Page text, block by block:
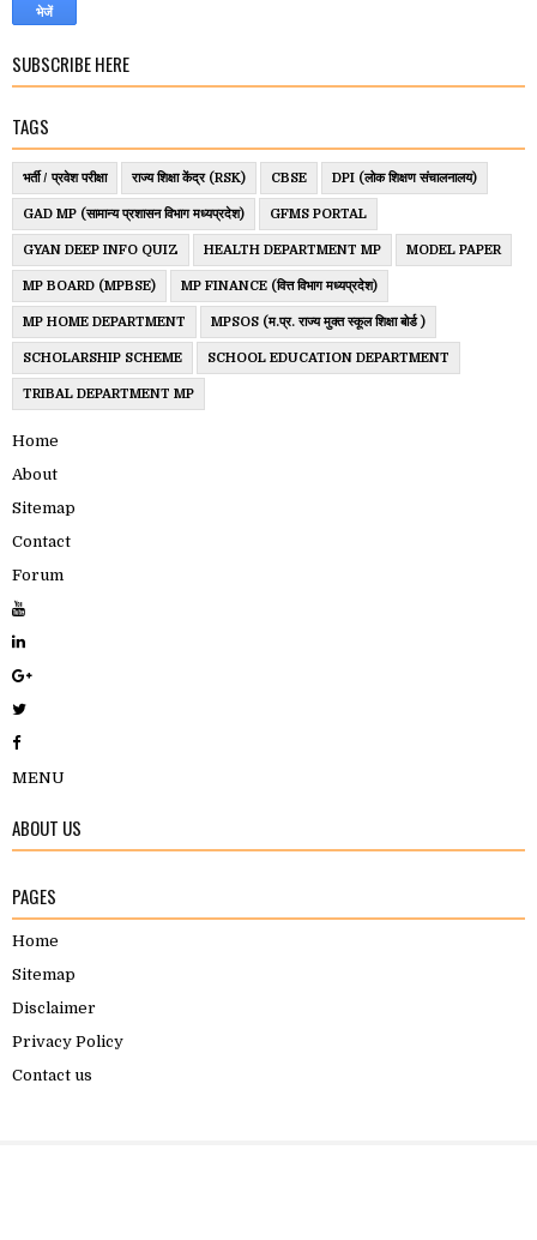
SUBSCRIBE HERE
TAGS
भर्ती / प्रवेश परीक्षा राज्य शिक्षा केंद्र (RSK) CBSE DPI (लोक शिक्षण संचालनालय)
GAD MP (सामान्य प्रशासन विभाग मध्यप्रदेश) GFMS PORTAL
GYAN DEEP INFO QUIZ HEALTH DEPARTMENT MP MODEL PAPER
MP BOARD (MPBSE) MP FINANCE (वित्त विभाग मध्यप्रदेश)
MP HOME DEPARTMENT MPSOS (म.प्र. राज्य मुक्त स्कूल शिक्षा बोर्ड )
SCHOLARSHIP SCHEME SCHOOL EDUCATION DEPARTMENT
TRIBAL DEPARTMENT MP
Home
About
Sitemap
Contact
Forum
MENU
ABOUT US
PAGES
Home
Sitemap
Disclaimer
Privacy Policy
Contact us